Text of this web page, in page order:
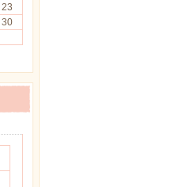
23
30